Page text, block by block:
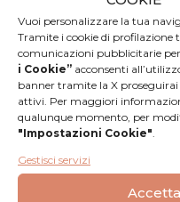
Vuoi personalizzare la tua
Tramite i cookie di
comunicazioni pubblicitarie
i Cookie” acconsenti
banner tramite la X
attivi. Per maggiori
qualunque momento, per
"Impostazioni Cookie"
Gestisci servizi